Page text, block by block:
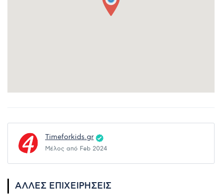
Timeforkids.gr
Μέλος από Feb 2024
ΆΛΛΕΣ ΕΠΙΧΕΙΡΉΣΕΙΣ